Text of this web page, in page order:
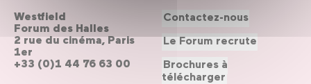
Westfield
Forum des Halles
2 rue du cinéma, Paris
1er
+33 (0)1 44 76 63 00
Contactez-nous
Le Forum recrute
Brochures à
télécharger